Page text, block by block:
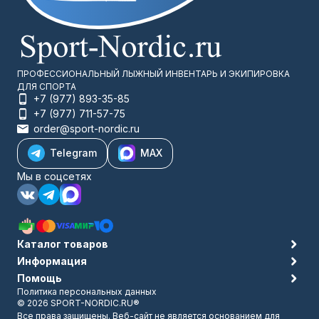
Сконцентрируйтесь, тренируйтесь и Вы всё преодолеете!
ПРОФЕССИОНАЛЬНЫЙ ЛЫЖНЫЙ ИНВЕНТАРЬ И ЭКИПИРОВКА
ДЛЯ СПОРТА
+7 (977) 893-35-85
+7 (977) 711-57-75
order@sport-nordic.ru
Telegram
MAX
Мы в соцсетях
Каталог товаров
Информация
Помощь
Политика персональных данных
© 2026 SPORT-NORDIC.RU®
Все права защищены. Веб-сайт не является основанием для